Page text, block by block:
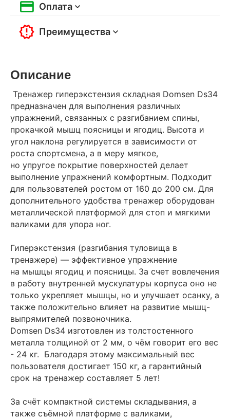
Оплата
Преимущества
Описание
Тренажер гиперэкстензия складная Domsen Ds34
предназначен для выполнения различных
упражнений, связанных с разгибанием спины,
прокачкой мышц поясницы и ягодиц. Высота и
угол наклона регулируется в зависимости от
роста спортсмена, а в меру мягкое,
но упругое покрытие поверхностей делает
выполнение упражнений комфортным. Подходит
для пользователей ростом от 160 до 200 см. Для
дополнительного удобства тренажер оборудован
металлической платформой для стоп и мягкими
валиками для упора ног.
Гиперэкстензия (разгибания туловища в
тренажере) — эффективное упражнение
на мышцы ягодиц и поясницы. За счет вовлечения
в работу внутренней мускулатуры корпуса оно не
только укрепляет мышцы, но и улучшает осанку, а
также положительно влияет на развитие мышц-
выпрямителей позвоночника.
Domsen Ds34 изготовлен из толстостенного
металла толщиной от 2 мм, о чём говорит его вес
- 24 кг. Благодаря этому максимальный вес
пользователя достигает 150 кг, а гарантийный
срок на тренажер составляет 5 лет!
За счёт компактной системы складывания, а
также съёмной платформе с валиками,